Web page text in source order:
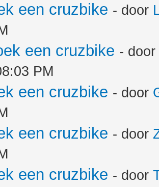
een cruzbike - door
een cruzbike - door
PM
een cruzbike - door
een cruzbike - door
een cruzbike - door